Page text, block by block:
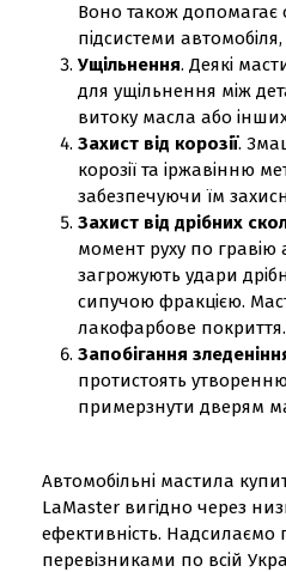
Воно також допомагає
підсистеми автомобіля,
Ущільнення. Деякі
для ущільнення між
витоку масла або
Захист від корозії.
корозії та іржавінню
забезпечуючи їм
Захист від дрібних
момент руху по гравію
загрожують удари
сипучою фракцією.
лакофарбове покриття.
Запобігання
протистоять
примерзнути дверям
Автомобільні мастила
LaMaster вигідно через
ефективність.
перевізниками по всій